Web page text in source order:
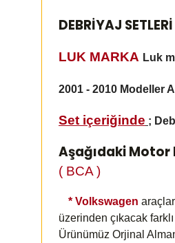
DEBRİYAJ SETLERİ
LUK MARKA Luk
2001 - 2010 Modeller
Set içeriğinde ;
Aşağıdaki
( BCA )
* Volkswagen
üzerinden çıkacak
Ürünümüz Orjinal